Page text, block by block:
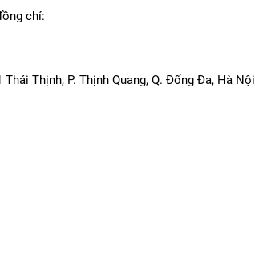
chí:
Thịnh, P. Thịnh Quang, Q. Đống Đa, Hà Nội